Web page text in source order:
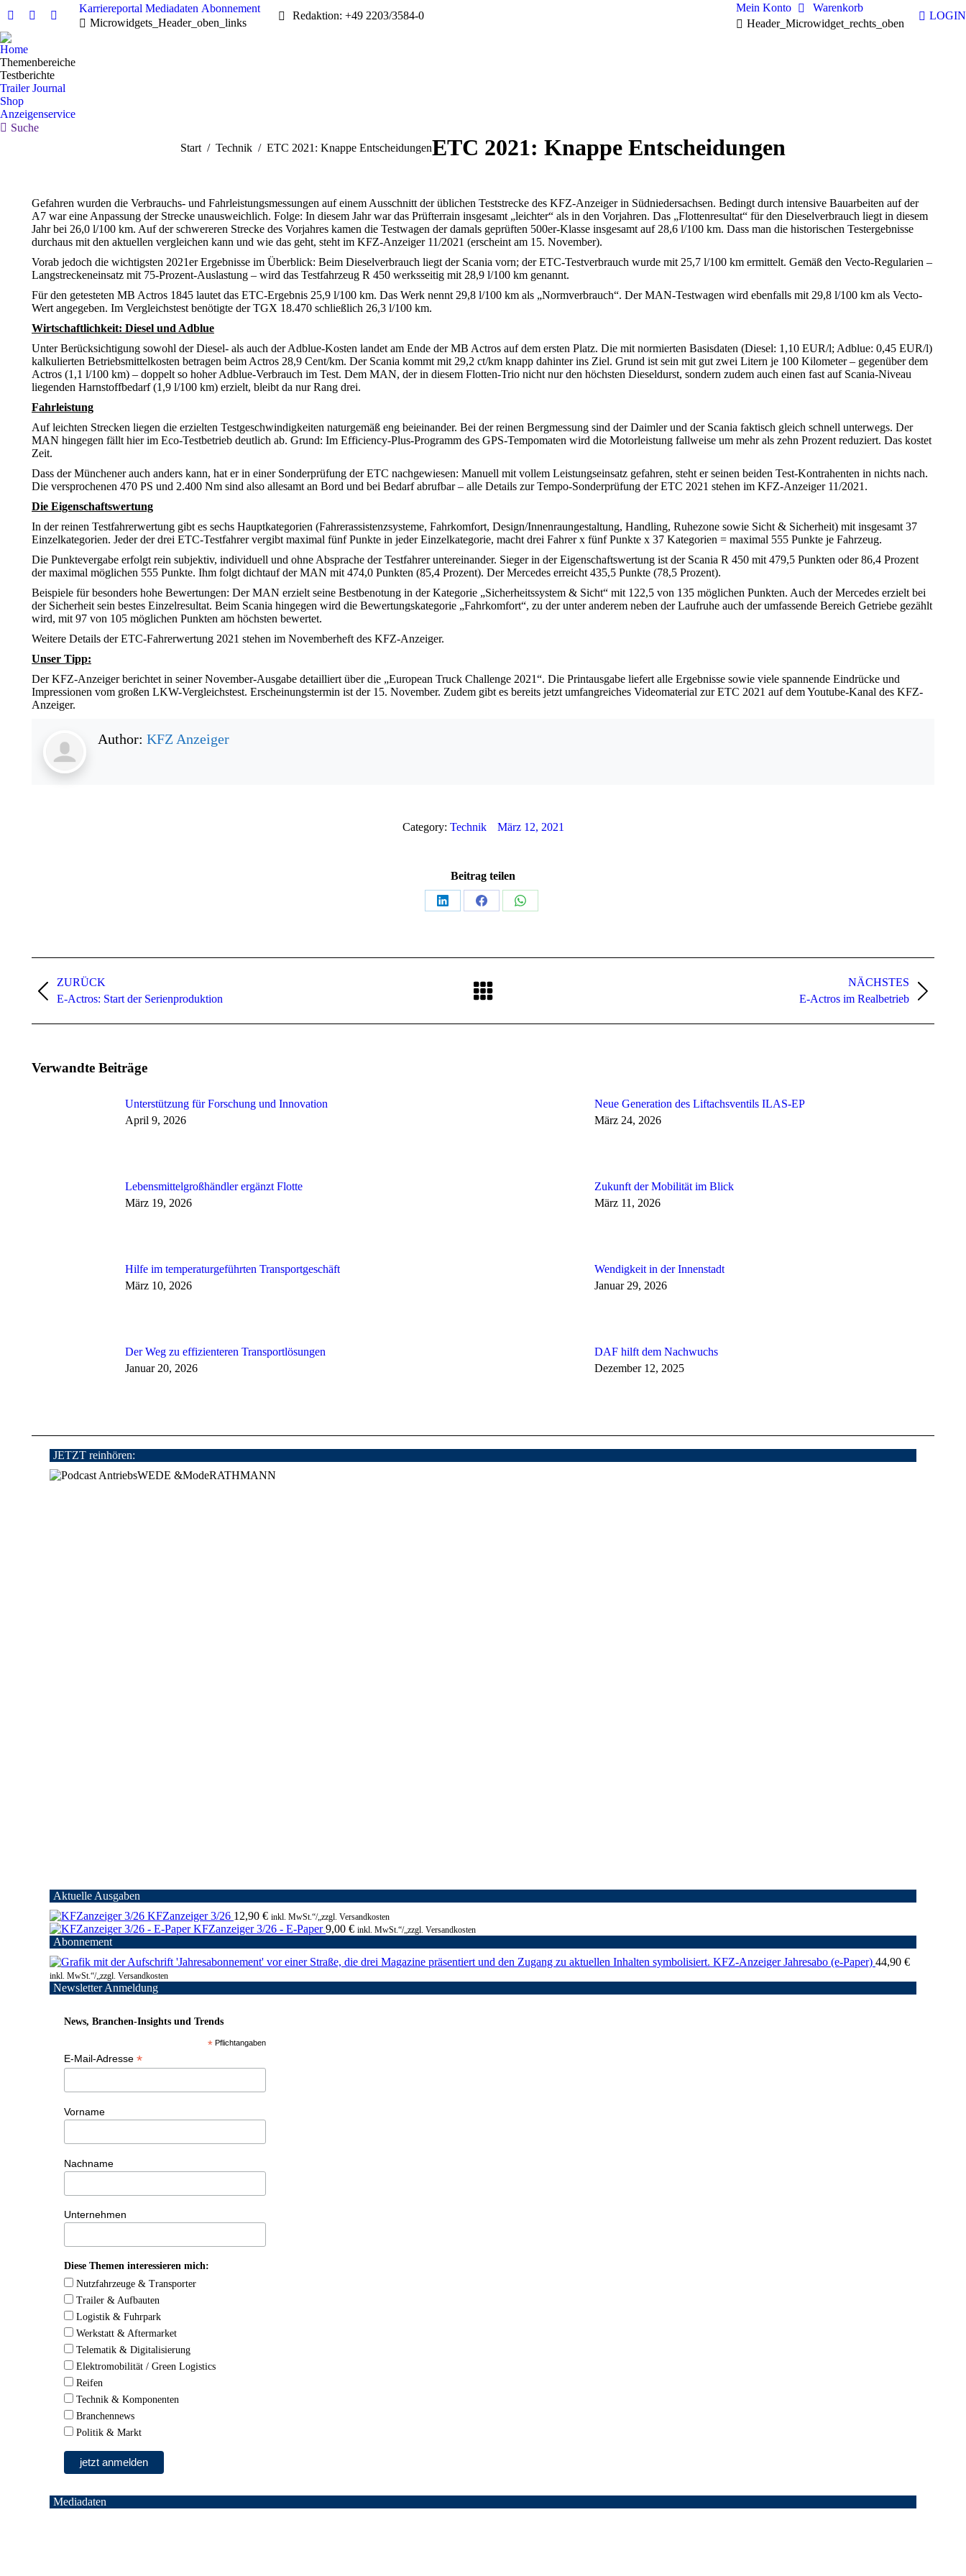
Linkedin
page
opens
in
new
window
Facebook
in
new
X
in
new
Karriereportal Mediadaten Abonnement
Microwidgets_Header_oben_links
Redaktion: +49 2203/3584-0
Mein Konto
Warenkorb
Header_Microwidget_rechts_oben
LOGIN
Home
Themenbereiche
Testberichte
Trailer Journal
Shop
Anzeigenservice
Search:
Suche
Sie befinden sich hier:
Start Technik ETC 2021: Knappe EntscheidungenETC 2021: Knappe Entscheidungen
Gefahren wurden die Verbrauchs- und Fahrleistungsmessungen auf einem Ausschnitt der üblichen Teststrecke des KFZ-Anzeiger in Südniedersachsen. Bedingt durch intensive Bauarbeiten auf der
A7 war eine Anpassung der Strecke unausweichlich. Folge: In diesem Jahr war das Prüfterrain insgesamt „leichter“ als in den Vorjahren. Das „Flottenresultat“ für den Dieselverbrauch liegt in diesem
Jahr bei 26,0 l/100 km. Auf der schwereren Strecke des Vorjahres kamen die Testwagen der damals geprüften 500er-Klasse insgesamt auf 28,6 l/100 km. Dass man die historischen Testergebnisse
durchaus mit den aktuellen vergleichen kann und wie das geht, steht im KFZ-Anzeiger 11/2021 (erscheint am 15. November).
Vorab jedoch die wichtigsten 2021er Ergebnisse im Überblick: Beim Dieselverbrauch liegt der Scania vorn; der ETC-Testverbrauch wurde mit 25,7 l/100 km ermittelt. Gemäß den Vecto-Regularien –
Langstreckeneinsatz mit 75-Prozent-Auslastung – wird das Testfahrzeug R 450 werksseitig mit 28,9 l/100 km genannt.
Für den getesteten MB Actros 1845 lautet das ETC-Ergebnis 25,9 l/100 km. Das Werk nennt 29,8 l/100 km als „Normverbrauch“. Der MAN-Testwagen wird ebenfalls mit 29,8 l/100 km als Vecto-
Wert angegeben. Im Vergleichstest benötigte der TGX 18.470 schließlich 26,3 l/100 km.
Wirtschaftlichkeit: Diesel und Adblue
Unter Berücksichtigung sowohl der Diesel- als auch der Adblue-Kosten landet am Ende der MB Actros auf dem ersten Platz. Die mit normierten Basisdaten (Diesel: 1,10 EUR/l; Adblue: 0,45 EUR/l)
kalkulierten Betriebsmittelkosten betragen beim Actros 28,9 Cent/km. Der Scania kommt mit 29,2 ct/km knapp dahinter ins Ziel. Grund ist sein mit gut zwei Litern je 100 Kilometer – gegenüber dem
Actros (1,1 l/100 km) – doppelt so hoher Adblue-Verbrauch im Test. Dem MAN, der in diesem Flotten-Trio nicht nur den höchsten Dieseldurst, sondern zudem auch einen fast auf Scania-Niveau
liegenden Harnstoffbedarf (1,9 l/100 km) erzielt, bleibt da nur Rang drei.
Fahrleistung
Auf leichten Strecken liegen die erzielten Testgeschwindigkeiten naturgemäß eng beieinander. Bei der reinen Bergmessung sind der Daimler und der Scania faktisch gleich schnell unterwegs. Der
MAN hingegen fällt hier im Eco-Testbetrieb deutlich ab. Grund: Im Efficiency-Plus-Programm des GPS-Tempomaten wird die Motorleistung fallweise um mehr als zehn Prozent reduziert. Das kostet
Zeit.
Dass der Münchener auch anders kann, hat er in einer Sonderprüfung der ETC nachgewiesen: Manuell mit vollem Leistungseinsatz gefahren, steht er seinen beiden Test-Kontrahenten in nichts nach.
Die versprochenen 470 PS und 2.400 Nm sind also allesamt an Bord und bei Bedarf abrufbar – alle Details zur Tempo-Sonderprüfung der ETC 2021 stehen im KFZ-Anzeiger 11/2021.
Die Eigenschaftswertung
In der reinen Testfahrerwertung gibt es sechs Hauptkategorien (Fahrerassistenzsysteme, Fahrkomfort, Design/Innenraungestaltung, Handling, Ruhezone sowie Sicht & Sicherheit) mit insgesamt 37
Einzelkategorien. Jeder der drei ETC-Testfahrer vergibt maximal fünf Punkte in jeder Einzelkategorie, macht drei Fahrer x fünf Punkte x 37 Kategorien = maximal 555 Punkte je Fahrzeug.
Die Punktevergabe erfolgt rein subjektiv, individuell und ohne Absprache der Testfahrer untereinander. Sieger in der Eigenschaftswertung ist der Scania R 450 mit 479,5 Punkten oder 86,4 Prozent
der maximal möglichen 555 Punkte. Ihm folgt dichtauf der MAN mit 474,0 Punkten (85,4 Prozent). Der Mercedes erreicht 435,5 Punkte (78,5 Prozent).
Beispiele für besonders hohe Bewertungen: Der MAN erzielt seine Bestbenotung in der Kategorie „Sicherheitssystem & Sicht“ mit 122,5 von 135 möglichen Punkten. Auch der Mercedes erzielt bei
der Sicherheit sein bestes Einzelresultat. Beim Scania hingegen wird die Bewertungskategorie „Fahrkomfort“, zu der unter anderem neben der Laufruhe auch der umfassende Bereich Getriebe gezählt
wird, mit 97 von 105 möglichen Punkten am höchsten bewertet.
Weitere Details der ETC-Fahrerwertung 2021 stehen im Novemberheft des KFZ-Anzeiger.
Unser Tipp:
Der KFZ-Anzeiger berichtet in seiner November-Ausgabe detailliert über die „European Truck Challenge 2021“. Die Printausgabe liefert alle Ergebnisse sowie viele spannende Eindrücke und
Impressionen vom großen LKW-Vergleichstest. Erscheinungstermin ist der 15. November. Zudem gibt es bereits jetzt umfangreiches Videomaterial zur ETC 2021 auf dem Youtube-Kanal des KFZ-
Anzeiger.
Author: KFZ Anzeiger
Category: Technik März 12, 2021
Beitrag teilen
Teilen
Teilen
Teilen
ZURÜCK
Vorheriger
E-Actros: Start der Serienproduktion
NÄCHSTES
E-Actros im Realbetrieb
Verwandte Beiträge
Unterstützung für Forschung und Innovation
April 9, 2026
Neue Generation des Liftachsventils ILAS-EP
März 24, 2026
Lebensmittelgroßhändler ergänzt Flotte
März 19, 2026
Zukunft der Mobilität im Blick
März 11, 2026
Hilfe im temperaturgeführten Transportgeschäft
März 10, 2026
Wendigkeit in der Innenstadt
Januar 29, 2026
Der Weg zu effizienteren Transportlösungen
Januar 20, 2026
DAF hilft dem Nachwuchs
Dezember 12, 2025
JETZT reinhören:
Aktuelle Ausgaben
KFZanzeiger 3/26 12,90 € inkl. MwSt.“/„zzgl. Versandkosten
KFZanzeiger 3/26 - E-Paper 9,00 € inkl. MwSt.“/„zzgl. Versandkosten
Abonnement
KFZ-Anzeiger Jahresabo (e-Paper) 44,90 €
inkl. MwSt.“/„zzgl. Versandkosten
Newsletter Anmeldung
News, Branchen-Insights und Trends
* Pflichtangaben
E-Mail-Adresse *
Vorname
Nachname
Unternehmen
Diese Themen interessieren mich:
Nutzfahrzeuge & Transporter
Trailer & Aufbauten
Logistik & Fuhrpark
Werkstatt & Aftermarket
Telematik & Digitalisierung
Elektromobilität / Green Logistics
Reifen
Technik & Komponenten
Branchennews
Politik & Markt
Mediadaten